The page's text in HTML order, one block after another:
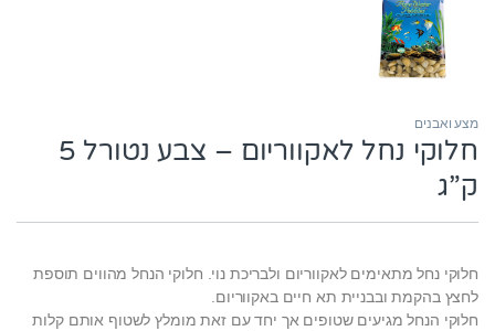
מצע ואבנים
חלוקי נחל לאקווריום – צבע נטורל 5
ק”ג
חלוקי נחל מתאימים לאקווריום ולבריכת נוי. חלוקי הנחל מהווים תוספת
לחצץ בהקמת ובבניית תא חיים באקווריום.
חלוקי הנחל מגיעים שטופים אך יחד עם זאת מומלץ לשטוף אותם קלות